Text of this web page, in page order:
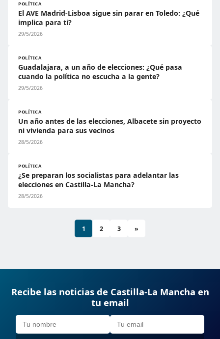
POLÍTICA
El AVE Madrid-Lisboa sigue sin parar en Toledo: ¿Qué
implica para ti?
29/5/2026
POLÍTICA
Guadalajara, a un año de elecciones: ¿Qué pasa
cuando la política no escucha a la gente?
29/5/2026
POLÍTICA
Un año antes de las elecciones, Albacete sin proyecto
ni vivienda para sus vecinos
28/5/2026
POLÍTICA
¿Se preparan los socialistas para adelantar las
elecciones en Castilla-La Mancha?
28/5/2026
1 2 3 »
Recibe las noticias de Castilla-La Mancha en
tu email